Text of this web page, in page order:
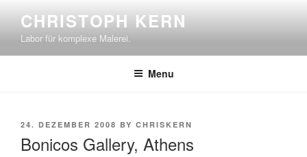
content
CHRISTOPH KERN
Labor für komplexe Malerei.
Menu
POSTED
24. DEZEMBER 2008 BY CHRISKERN
Bonicos Gallery, Athens